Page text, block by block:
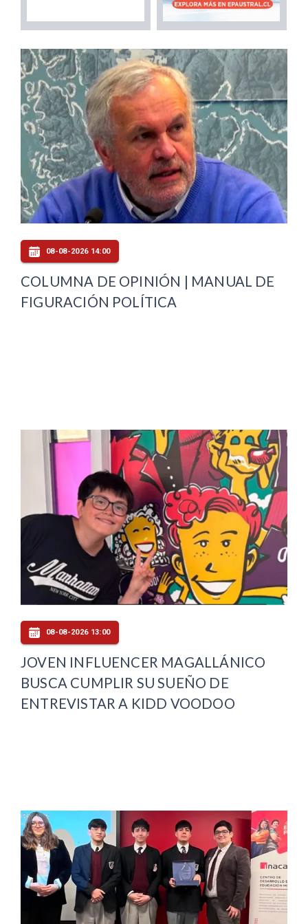
08-08-2026 14:00
COLUMNA DE OPINIÓN | MANUAL DE
FIGURACIÓN POLÍTICA
08-08-2026 13:00
JOVEN INFLUENCER MAGALLÁNICO
BUSCA CUMPLIR SU SUEÑO DE
ENTREVISTAR A KIDD VOODOO